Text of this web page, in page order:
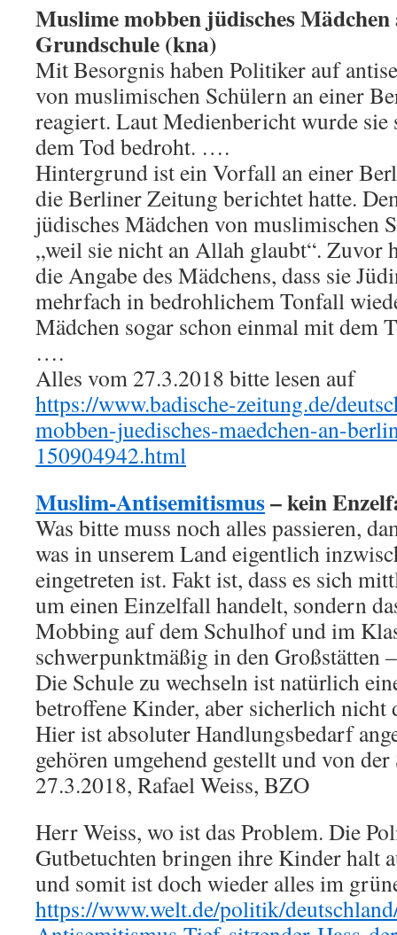
Muslime mobben jüdisches
Grundschule (kna)
Mit Besorgnis haben Politiker auf
von muslimischen Schülern an einer
reagiert. Laut Medienbericht wurde sie
dem Tod bedroht. ….
Hintergrund ist ein Vorfall an einer
die Berliner Zeitung berichtet hatte.
jüdisches Mädchen von muslimischen
„weil sie nicht an Allah glaubt“. Zuvor
die Angabe des Mädchens, dass sie
mehrfach in bedrohlichem Tonfall
Mädchen sogar schon einmal mit dem
….
Alles vom 27.3.2018 bitte lesen auf
https://www.badische-zeitung.de/
mobben-juedisches-maedchen-an-
150904942.html
Muslim-Antisemitismus– kein
Was bitte muss noch alles passieren,
was in unserem Land eigentlich
eingetreten ist. Fakt ist, dass es sich
um einen Einzelfall handelt, sondern
Mobbing auf dem Schulhof und im
schwerpunktmäßig in den Großstätten
Die Schule zu wechseln ist natürlich
betroffene Kinder, aber sicherlich nicht
Hier ist absoluter Handlungsbedarf
gehören umgehend gestellt und von
27.3.2018, Rafael Weiss, BZO
Herr Weiss, wo ist das Problem. Die
Gutbetuchten bringen ihre Kinder halt
und somit ist doch wieder alles im
https://www.welt.de/politik/